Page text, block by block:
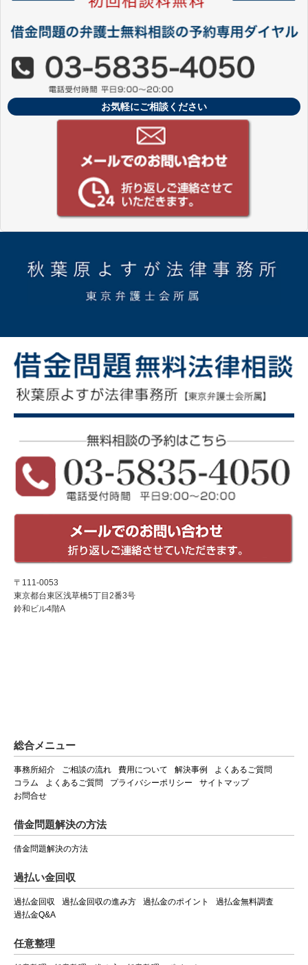
お気軽にご相談ください
〒111-0053
東京都台東区浅草橋5丁目2番3号
鈴和ビル4階A
総合メニュー
事務所紹介 ご相談の流れ 費用について 解決事例
よくあるご質問
コラム
よくあるご質問 プライバシーポリシー
サイトマップ
お問合せ
借金問題解決の方法
借金問題解決の方法
過払い金回収
過払金回収 過払金回収の進み方 過払金のポイント
過払金無料調査
過払金Q&A
任意整理